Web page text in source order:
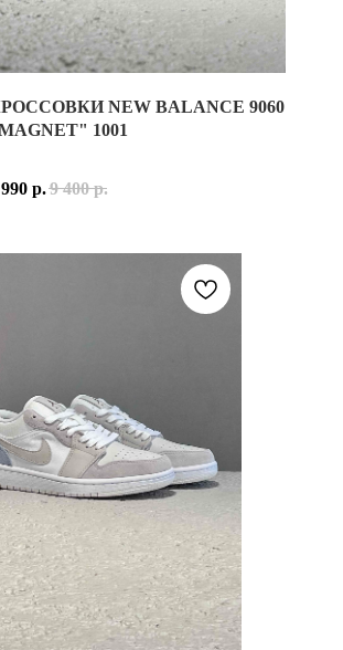
ГОДОВ. ПРИ СОЗДАНИИ СИЛУЭТА
ДЕТАЛЯМИ
ОТ ПРОГУЛОК ПО ГОРОДУ И
СИЛУЭТОМ, ВДОХНОВЛЁННЫМ
ШНУРОВКИ, ЛОГОТИПАМИ И
ЛАКОНИЧНЫЙ ДИЗАЙН И
СОВРЕМЕННЫХ ТЕХНОЛОГИЙ И
NEW BALANCE 9060
1001
BALANCE 9060 "MAGNET BLACK"
СОЗДАНИЯ МОДЕЛИ
ЭЛЕМЕНТЫ РАСЦВЕТКИ:
ПОДОШВА В КОМБИНАЦИИ
И ТЕХНОЛОГИИ
ПРЕМИАЛЬНАЯ ЗАМША И ДЫШАЩАЯ
ПОДОШВА ABZORB –
В ПЯТКЕ – ДОПОЛНИТЕЛЬНЫЙ СЛОЙ
ПОДМЕТКА С УСИЛЕННЫМ
р.9 400 р.